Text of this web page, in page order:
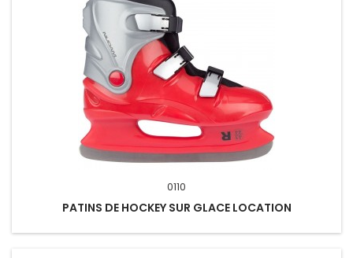
0110
PATINS DE HOCKEY SUR GLACE LOCATION